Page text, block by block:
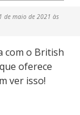
de maio de 2021 às
com o British
oferece
ver isso!